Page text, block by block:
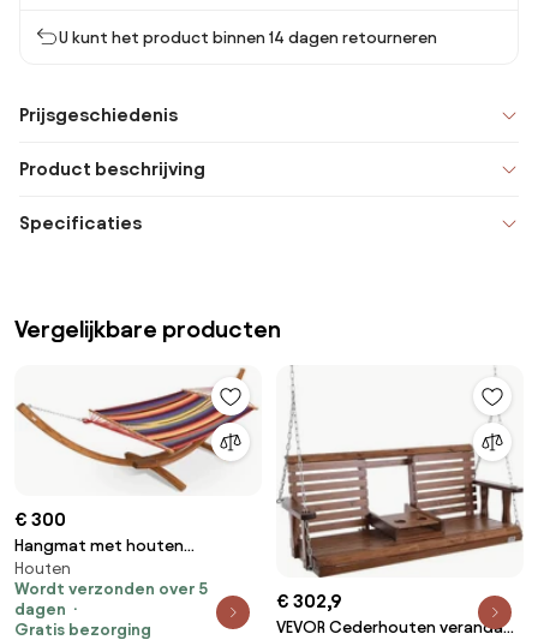
U kunt het product binnen 14 dagen retourneren
Prijsgeschiedenis
Product beschrijving
Specificaties
Vergelijkbare producten
€ 300
Hangmat met houten
standaard Kiwi Garden Point
gekleurde strepen
Houten
Wordt verzonden over 5
dagen
Gratis bezorging
€ 302,9
VEVOR Cederhouten veranda